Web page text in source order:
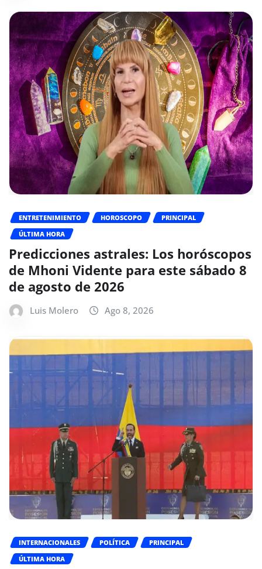
ENTRETENIMIENTO HOROSCOPO
PRINCIPAL
ÚLTIMA HORA
Predicciones astrales: Los horóscopos
de Mhoni Vidente para este sábado 8
de agosto de 2026
Luis Molero Ago 8, 2026
INTERNACIONALES POLÍTICA
PRINCIPAL
ÚLTIMA HORA